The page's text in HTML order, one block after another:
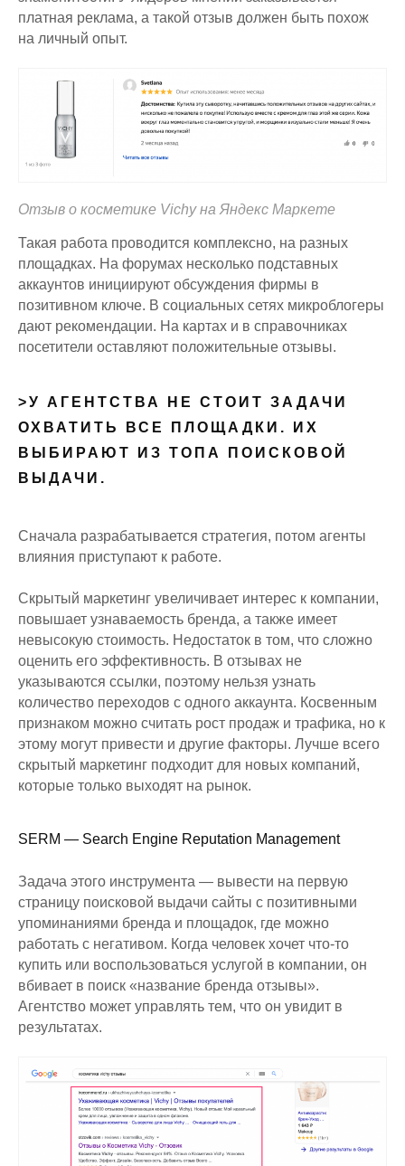
платная реклама, а такой отзыв должен быть похож
на личный опыт.
Отзыв о косметике Vichy на Яндекс Маркете
Такая работа проводится комплексно, на разных
площадках. На форумах несколько подставных
аккаунтов инициируют обсуждения фирмы в
позитивном ключе. В социальных сетях микроблогеры
дают рекомендации. На картах и в справочниках
посетители оставляют положительные отзывы.
>У АГЕНТСТВА НЕ СТОИТ ЗАДАЧИ
ОХВАТИТЬ ВСЕ ПЛОЩАДКИ. ИХ
ВЫБИРАЮТ ИЗ ТОПА ПОИСКОВОЙ
ВЫДАЧИ.
Сначала разрабатывается стратегия, потом агенты
влияния приступают к работе.
Скрытый маркетинг увеличивает интерес к компании,
повышает узнаваемость бренда, а также имеет
невысокую стоимость. Недостаток в том, что сложно
оценить его эффективность. В отзывах не
указываются ссылки, поэтому нельзя узнать
количество переходов с одного аккаунта. Косвенным
признаком можно считать рост продаж и трафика, но к
этому могут привести и другие факторы. Лучше всего
скрытый маркетинг подходит для новых компаний,
которые только выходят на рынок.
SERM — Search Engine Reputation Management
Задача этого инструмента — вывести на первую
страницу поисковой выдачи сайты с позитивными
упоминаниями бренда и площадок, где можно
работать с негативом. Когда человек хочет что-то
купить или воспользоваться услугой в компании, он
вбивает в поиск «название бренда отзывы».
Агентство может управлять тем, что он увидит в
результатах.